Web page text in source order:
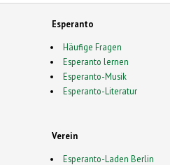
Esperanto
Häufige Fragen
Esperanto lernen
Esperanto-Musik
Esperanto-Literatur
Verein
Esperanto-Laden Berlin